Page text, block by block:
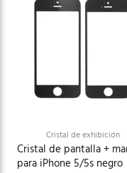
Cristal de exhibición
Cristal de pantalla +
para iPhone 5/5s negro